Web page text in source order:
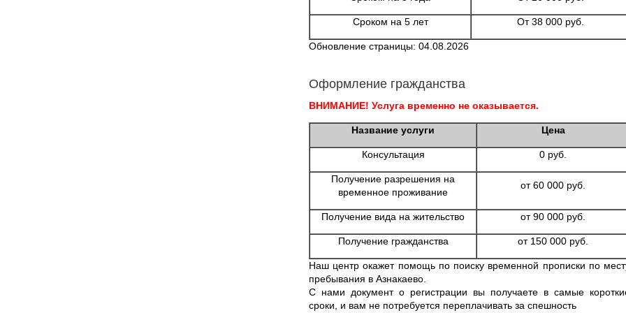
Сроком на 5 лет От 38 000 руб.
Обновление страницы: 04.08.2026
Оформление гражданства
ВНИМАНИЕ! Услуга временно не оказывается.
Название услуги Цена
Консультация 0 руб.
Получение разрешения на
временное проживание
от 60 000 руб.
Получение вида на жительство от 90 000 руб.
Получение гражданства от 150 000 руб.
Наш центр окажет помощь по поиску временной прописки по
пребывания в Азнакаево.
С нами документ о регистрации вы получаете в самые
сроки, и вам не потребуется переплачивать за спешность